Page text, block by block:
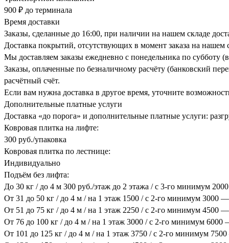
900 ₽ до терминала
Время доставки
Заказы, сделанные до 16:00, при наличии на нашем складе
Доставка покрытий, отсутствующих в момент заказа на
Мы доставляем заказы ежедневно с понедельника по субботу
Заказы, оплаченные по безналичному расчёту (банковский
расчётный счёт.
Если вам нужна доставка в другое время, уточните
Дополнительные платные услуги
Доставка «до порога» и дополнительные платные услуги:
Ковровая плитка на лифте:
300 руб./упаковка
Ковровая плитка по лестнице:
Индивидуально
Подъём без лифта:
До 30 кг / до 4 м 300 руб./этаж до 2 этажа / с 3-го минимум
От 31 до 50 кг / до 4 м / на 1 этаж 1500 / с 2-го минимум 3000
От 51 до 75 кг / до 4 м / на 1 этаж 2250 / с 2-го минимум 4500
От 76 до 100 кг / до 4 м / на 1 этаж 3000 / с 2-го минимум 6000
От 101 до 125 кг / до 4 м / на 1 этаж 3750 / с 2-го минимум